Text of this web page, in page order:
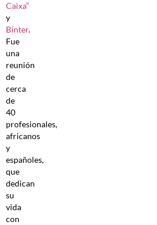
Caixa”
y
Binter.
Fue
una
reunión
de
cerca
de
40
profesionales,
africanos
y
españoles,
que
dedican
su
vida
con